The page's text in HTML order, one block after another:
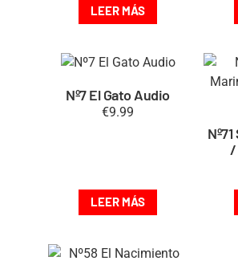
LEER MÁS
Nº7 El Gato Audio
€9.99
LEER MÁS
/